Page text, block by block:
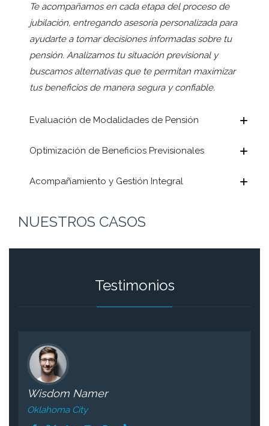
Te acompañamos en cada etapa del proceso de
jubilación, entregando asesoría personalizada para
ayudarte a tomar decisiones informadas sobre tu
pensión. Analizamos tu situación previsional y
buscamos alternativas que te permitan maximizar
tus beneficios de manera segura y confiable.
Evaluación de Modalidades de Pensión
Optimización de Beneficios Previsionales
Acompañamiento y Gestión Integral
NUESTROS CASOS
Testimonios
Wisdom Namer
Oklahoma City